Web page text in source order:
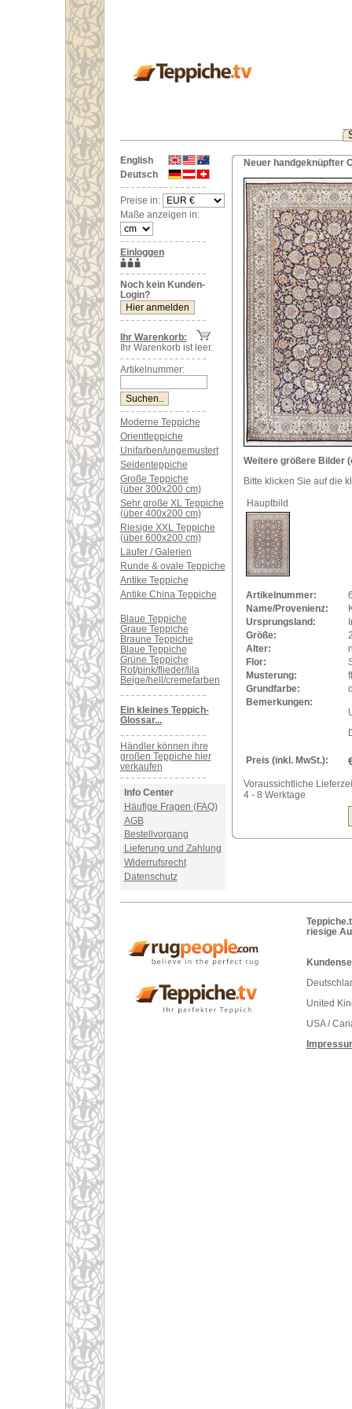
English
Deutsch
Preise in:
Maße anzeigen in:
Einloggen
Noch kein Kunden-
Login?
Ihr Warenkorb:
Ihr Warenkorb ist leer.
Artikelnummer:
Moderne Teppiche
Orientteppiche
Unifarben/ungemustert
Seidenteppiche
Große Teppiche
(über 300x200 cm)
Sehr große XL Teppiche
(über 400x200 cm)
Riesige XXL Teppiche
(über 600x200 cm)
Läufer / Galerien
Runde & ovale Teppiche
Antike Teppiche
Antike China Teppiche
Blaue Teppiche
Graue Teppiche
Braune Teppiche
Blaue Teppiche
Grüne Teppiche
Rot/pink/flieder/lila
Beige/hell/cremefarben
Ein kleines Teppich-
Glossar...
Händler können ihre
großen Teppiche hier
verkaufen
Info Center
Häufige Fragen (FAQ)
AGB
Bestellvorgang
Lieferung und Zahlung
Widerrufsrecht
Datenschutz
Neuer handgeknüpfter
Weitere größere Bilder
Bitte klicken Sie auf die
Hauptbild
Artikelnummer:
Name/Provenienz:
Ursprungsland:
Größe:
Alter:
Flor:
Musterung:
Grundfarbe:
Bemerkungen:
Preis (inkl. MwSt.):
Voraussichtliche
4 - 8 Werktage
riesige
United
USA /